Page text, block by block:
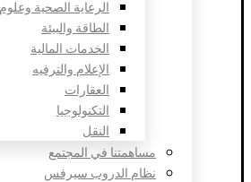
الرعاية الصحية وعلوم
الطاقة والبيئة
الخدمات المالية
الإعلام والترفيه
العقارات
التكنولوجيا
النقل
مساهمتنا في المجتمع
نظام الدروب سيرفس